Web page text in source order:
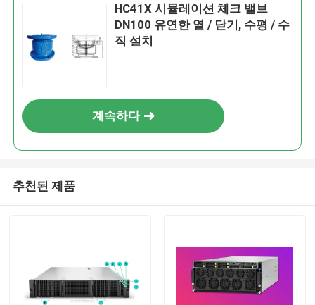
HC41X 시뮬레이션 체크 밸브
DN100 유연한 열 / 닫기, 수평 / 수
직 설치
계속하다
추천된 제품